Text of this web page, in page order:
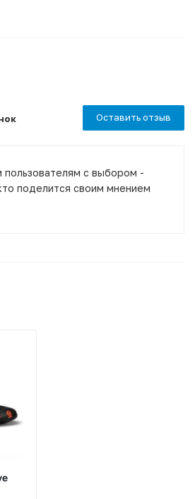
Оставить отзыв
пользователям с выбором -
поделится своим мнением